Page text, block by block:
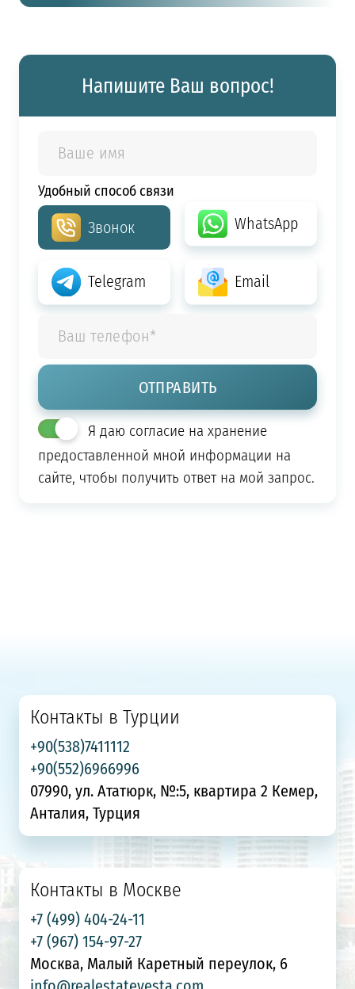
Напишите Ваш вопрос!
Удобный способ связи
Звонок WhatsApp
Telegram Email
Я даю согласие на хранение
предоставленной мной информации на
сайте, чтобы получить ответ на мой запрос.
Контакты в Турции
+90(538)7411112
+90(552)6966996
07990, ул. Ататюрк, №:5, квартира 2 Кемер,
Анталия, Турция
Контакты в Москве
+7 (499) 404-24-11
+7 (967) 154-97-27
Москва, Малый Каретный переулок, 6